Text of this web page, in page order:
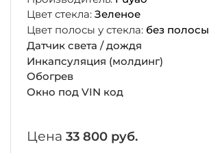
Цвет стекла: Зеленое
Цвет полосы у стекла: без полосы
Датчик света / дождя
Инкапсуляция (молдинг)
Обогрев
Окно под VIN код
Цена 33 800 руб.